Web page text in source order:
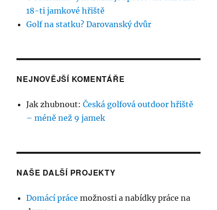
18-ti jamkové hřiště
Golf na statku? Darovanský dvůr
NEJNOVĚJŠÍ KOMENTÁŘE
Jak zhubnout:Česká golfová outdoor hřiště
– méně než 9 jamek
NAŠE DALŠÍ PROJEKTY
Domácí práce možnosti a nabídky práce na